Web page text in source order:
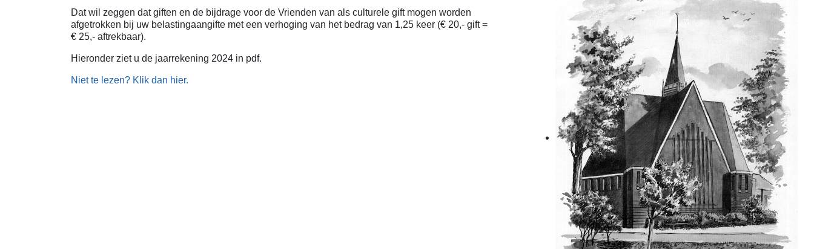
Dat wil zeggen dat giften en de bijdrage voor de Vrienden van als culturele gift mogen worden
afgetrokken bij uw belastingaangifte met een verhoging van het bedrag van 1,25 keer (€ 20,- gift =
€ 25,- aftrekbaar).
Hieronder ziet u de jaarrekening 2024 in pdf.
Niet te lezen? Klik dan hier.